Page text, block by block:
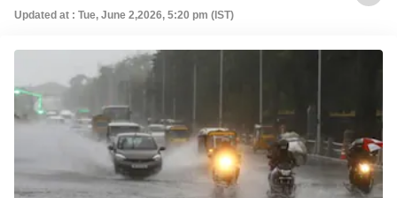
Updated at : Tue, June 2,2026, 5:20 pm (IST)